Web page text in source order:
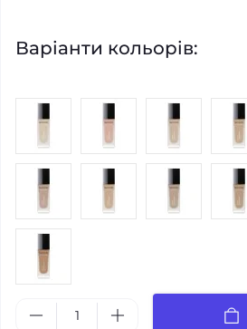
Варіанти кольорів: